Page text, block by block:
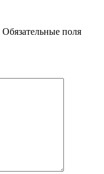
Обязательные поля